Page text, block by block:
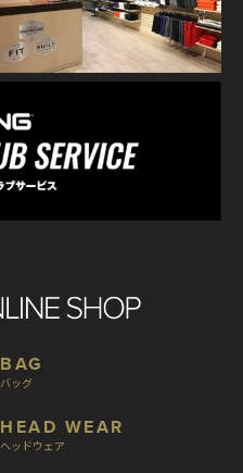
BAG
バッグ
HEAD WEAR
ヘッドウェア